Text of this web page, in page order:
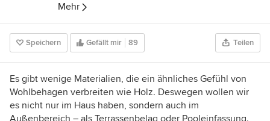
mehr.
Mehr
Speichern Gefällt mir 89 Teilen
Es gibt wenige Materialien, die ein ähnliches Gefühl von
Wohlbehagen verbreiten wie Holz. Deswegen wollen wir
es nicht nur im Haus haben, sondern auch im
Außenbereich – als Terrassenbelag oder Pooleinfassung.